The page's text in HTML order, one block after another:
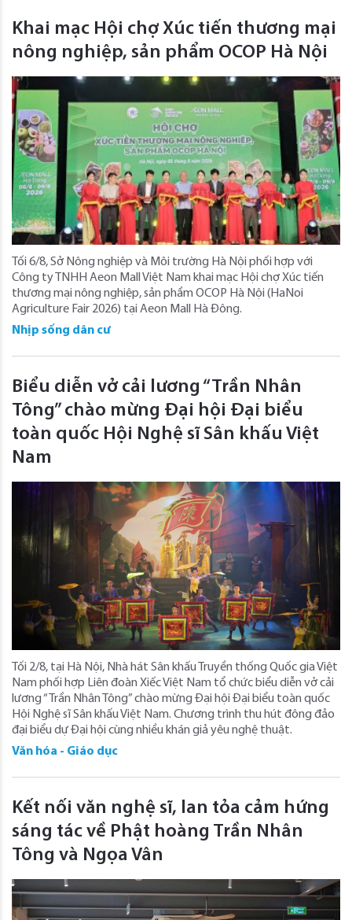
Khai mạc Hội chợ Xúc tiến thương mại
nông nghiệp, sản phẩm OCOP Hà Nội
Tối 6/8, Sở Nông nghiệp và Môi trường Hà Nội phối hợp với
Công ty TNHH Aeon Mall Việt Nam khai mạc Hội chợ Xúc tiến
thương mại nông nghiệp, sản phẩm OCOP Hà Nội (HaNoi
Agriculture Fair 2026) tại Aeon Mall Hà Đông.
Nhịp sống dân cư
Biểu diễn vở cải lương “Trần Nhân
Tông” chào mừng Đại hội Đại biểu
toàn quốc Hội Nghệ sĩ Sân khấu Việt
Nam
Tối 2/8, tại Hà Nội, Nhà hát Sân khấu Truyền thống Quốc gia Việt
Nam phối hợp Liên đoàn Xiếc Việt Nam tổ chức biểu diễn vở cải
lương “Trần Nhân Tông” chào mừng Đại hội Đại biểu toàn quốc
Hội Nghệ sĩ Sân khấu Việt Nam. Chương trình thu hút đông đảo
đại biểu dự Đại hội cùng nhiều khán giả yêu nghệ thuật.
Văn hóa - Giáo dục
Kết nối văn nghệ sĩ, lan tỏa cảm hứng
sáng tác về Phật hoàng Trần Nhân
Tông và Ngọa Vân